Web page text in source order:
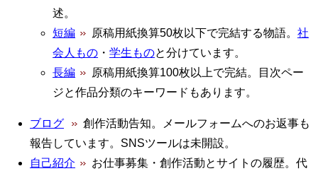
述。
短編
原稿用紙換算50枚以下で完結する物語。 社
会人もの ・学生ものと分けています。
長編
原稿用紙換算100枚以上で完結。目次ペー
ジと作品分類のキーワードもあります。
ブログ
創作活動告知。メールフォームへのお返事も
報告しています。SNSツールは未開設。
自己紹介
お仕事募集・創作活動とサイトの履歴。代